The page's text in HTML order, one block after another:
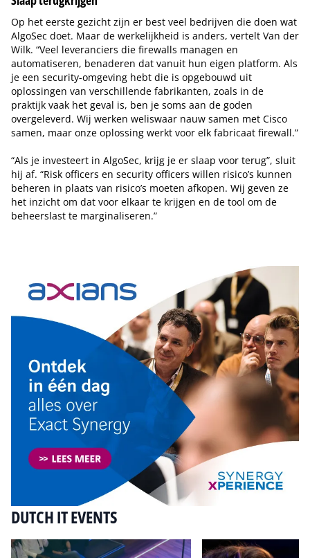
Op het eerste gezicht zijn er best veel bedrijven die doen wat
AlgoSec doet. Maar de werkelijkheid is anders, vertelt Van der
Wilk. “Veel leveranciers die firewalls managen en
automatiseren, benaderen dat vanuit hun eigen platform. Als
je een security-omgeving hebt die is opgebouwd uit
oplossingen van verschillende fabrikanten, zoals in de
praktijk vaak het geval is, ben je soms aan de goden
overgeleverd. Wij werken weliswaar nauw samen met Cisco
samen, maar onze oplossing werkt voor elk fabricaat firewall.”
“Als je investeert in AlgoSec, krijg je er slaap voor terug”, sluit
hij af. “Risk officers en security officers willen risico’s kunnen
beheren in plaats van risico’s moeten afkopen. Wij geven ze
het inzicht om dat voor elkaar te krijgen en de tool om de
beheerslast te marginaliseren.”
DUTCH IT EVENTS